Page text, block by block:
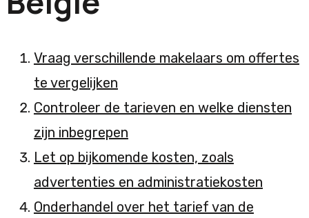
Vraag verschillende makelaars om offertes
te vergelijken
Controleer de tarieven en welke diensten
zijn inbegrepen
Let op bijkomende kosten, zoals
advertenties en administratiekosten
Onderhandel over het tarief van de